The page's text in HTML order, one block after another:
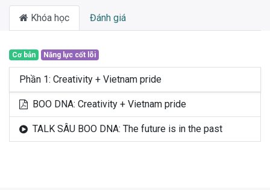
Khóa học Đánh giá
Cơ bản Năng lực cốt lõi
Phần 1: Creativity + Vietnam pride
BOO DNA: Creativity + Vietnam pride
TALK SÂU BOO DNA: The future is in the past